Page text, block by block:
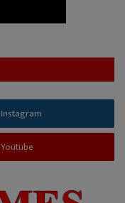
Instagram
Youtube